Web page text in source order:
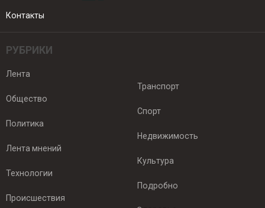
Контакты
РУБРИКИ
Лента
Общество
Политика
Лента мнений
Технологии
Происшествия
Транспорт
Спорт
Недвижимость
Культура
Подробно